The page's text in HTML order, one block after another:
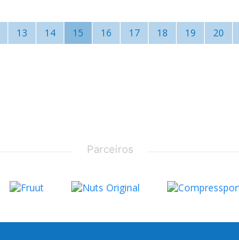
13 14 15 16 17 18 19 20
Parceiros